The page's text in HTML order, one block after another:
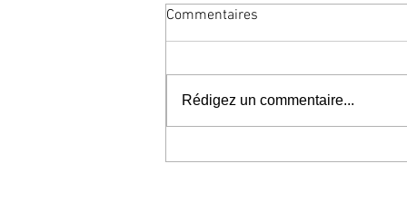
Commentaires
Rédigez un commentaire...